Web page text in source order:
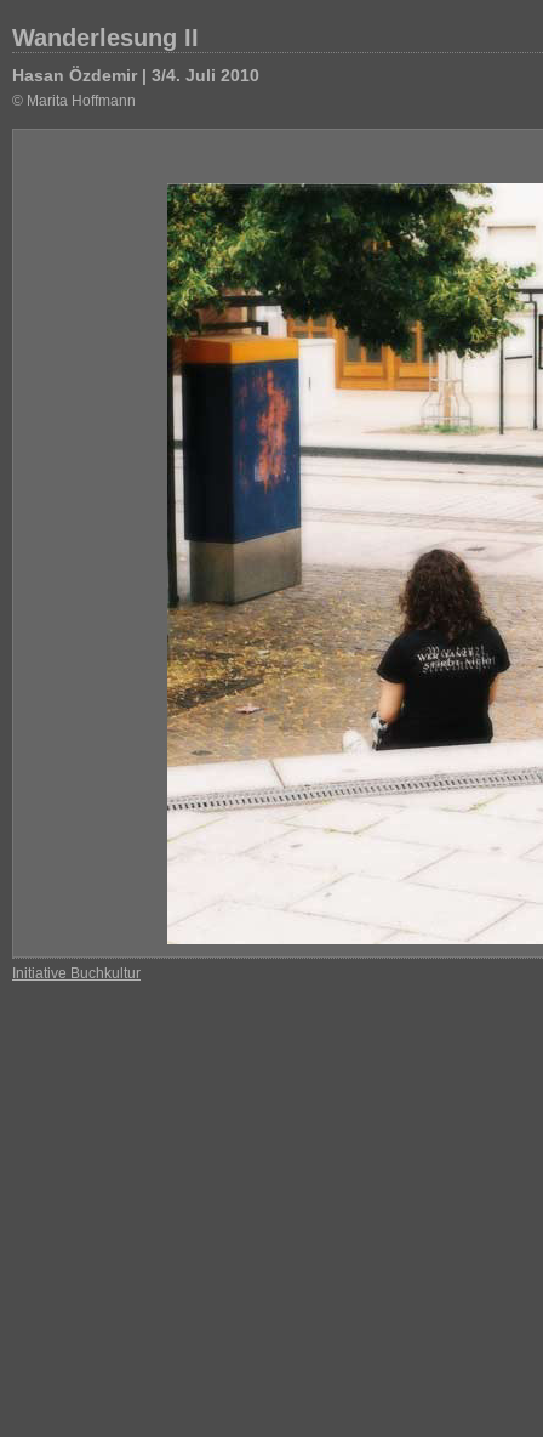
Wanderlesung II
Hasan Özdemir | 3/4. Juli 2010
© Marita Hoffmann
Initiative Buchkultur